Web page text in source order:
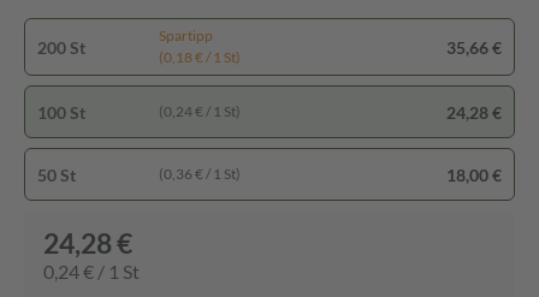
200 St
Spartipp
(0,18 € / 1 St)
35,66 €
100 St (0,24 € / 1 St) 24,28 €
50 St (0,36 € / 1 St) 18,00 €
24,28 €
0,24 € / 1 St